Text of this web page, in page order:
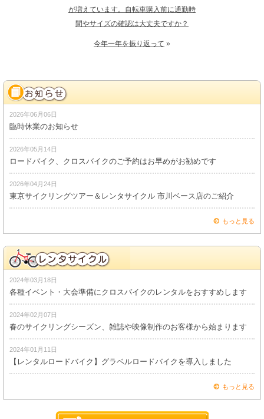
が増えています。自転車購入前に通勤時
間やサイズの確認は大丈夫ですか？
今年一年を振り返って »
2026年06月06日
臨時休業のお知らせ
2026年05月14日
ロードバイク、クロスバイクのご予約はお早めがお勧めです
2026年04月24日
東京サイクリングツアー＆レンタサイクル 市川ベース店のご紹介
もっと見る
2024年03月18日
各種イベント・大会準備にクロスバイクのレンタルをおすすめします
2024年02月07日
春のサイクリングシーズン、雑誌や映像制作のお客様から始まります
2024年01月11日
【レンタルロードバイク】グラベルロードバイクを導入しました
もっと見る